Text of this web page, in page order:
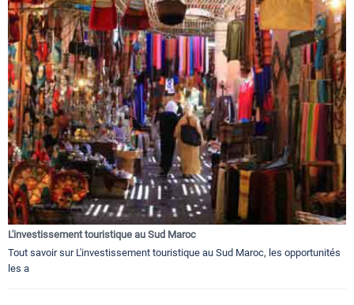
L'investissement touristique au Sud Maroc
Tout savoir sur L'investissement touristique au Sud Maroc, les opportunités
les a